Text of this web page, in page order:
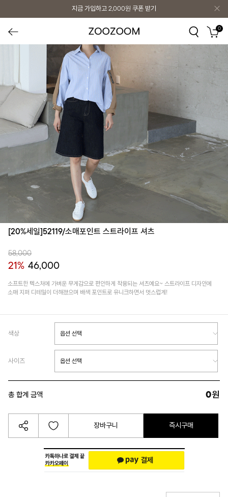
지금 가입하고 2,000원 쿠폰 받기
0
[20%세일]52119/소매포인트 스트라이프 셔츠
58,000
21% 46,000
소프트한 텍스처에 가벼운 무게감으로 편안하게 착용되는 셔츠예요~ 스트라이프 디자인에
소매 지퍼 디테일이 더해졌으며 배색 포인트로 유니크하면서 멋스럽게!
색상
사이즈
총 합계 금액 0원
장바구니 즉시구매